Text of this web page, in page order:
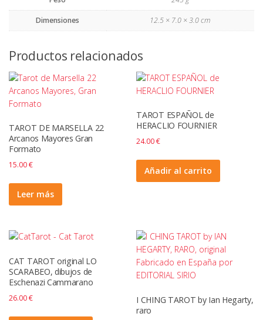
Dimensiones 12.5 × 7.0 × 3.0 cm
Productos relacionados
TAROT DE MARSELLA 22
Arcanos Mayores Gran
Formato
15.00€
Leer más
TAROT ESPAÑOL de
HERACLIO FOURNIER
24.00€
Añadir al carrito
CAT TAROT original LO
SCARABEO, dibujos de
Eschenazi Cammarano
26.00€
I CHING TAROT by Ian Hegarty,
raro